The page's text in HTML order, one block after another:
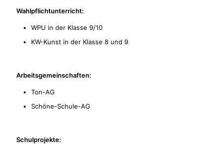
Wahlpflichtunterricht:
WPU in der Klasse 9/10
KW-Kunst in der Klasse 8 und 9
Arbeitsgemeinschaften:
Ton-AG
Schöne-Schule-AG
Schulprojekte: